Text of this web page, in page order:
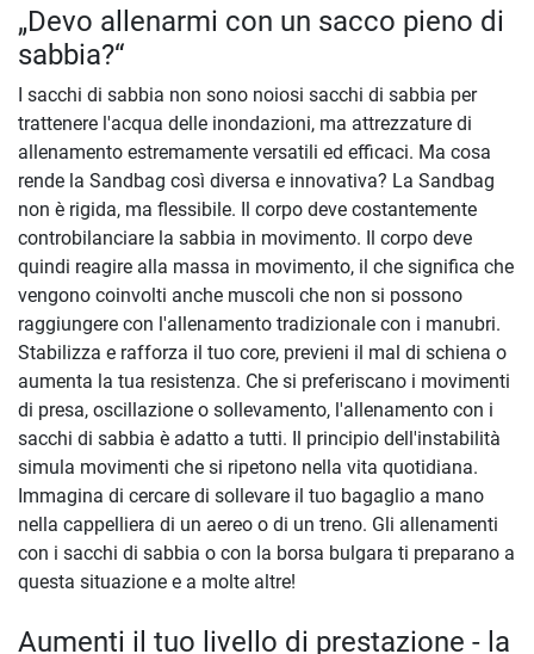
„Devo allenarmi con un sacco pieno di
sabbia?“
I sacchi di sabbia non sono noiosi sacchi di sabbia per
trattenere l'acqua delle inondazioni, ma attrezzature di
allenamento estremamente versatili ed efficaci. Ma cosa
rende la Sandbag così diversa e innovativa? La Sandbag
non è rigida, ma flessibile. Il corpo deve costantemente
controbilanciare la sabbia in movimento. Il corpo deve
quindi reagire alla massa in movimento, il che significa che
vengono coinvolti anche muscoli che non si possono
raggiungere con l'allenamento tradizionale con i manubri.
Stabilizza e rafforza il tuo core, previeni il mal di schiena o
aumenta la tua resistenza. Che si preferiscano i movimenti
di presa, oscillazione o sollevamento, l'allenamento con i
sacchi di sabbia è adatto a tutti. Il principio dell'instabilità
simula movimenti che si ripetono nella vita quotidiana.
Immagina di cercare di sollevare il tuo bagaglio a mano
nella cappelliera di un aereo o di un treno. Gli allenamenti
con i sacchi di sabbia o con la borsa bulgara ti preparano a
questa situazione e a molte altre!
Aumenti il tuo livello di prestazione - la